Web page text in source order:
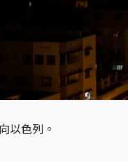
以色列。